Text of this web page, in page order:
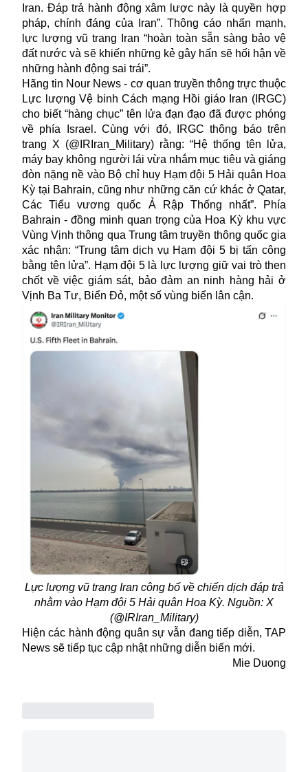
Iran. Đáp trả hành động xâm lược này là quyền hợp
pháp, chính đáng của Iran”. Thông cáo nhấn mạnh,
lực lượng vũ trang Iran “hoàn toàn sẵn sàng bảo vệ
đất nước và sẽ khiến những kẻ gây hấn sẽ hối hận về
những hành động sai trái”.
Hãng tin Nour News - cơ quan truyền thông trực thuộc
Lực lượng Vệ binh Cách mạng Hồi giáo Iran (IRGC)
cho biết “hàng chục” tên lửa đạn đạo đã được phóng
về phía Israel. Cùng với đó, IRGC thông báo trên
trang X (@IRIran_Military) rằng: “Hệ thống tên lửa,
máy bay không người lái vừa nhắm mục tiêu và giáng
đòn nặng nề vào Bộ chỉ huy Hạm đội 5 Hải quân Hoa
Kỳ tại Bahrain, cũng như những căn cứ khác ở Qatar,
Các Tiểu vương quốc Ả Rập Thống nhất”. Phía
Bahrain - đồng minh quan trọng của Hoa Kỳ khu vực
Vùng Vịnh thông qua Trung tâm truyền thông quốc gia
xác nhận: “Trung tâm dịch vụ Hạm đội 5 bị tấn công
bằng tên lửa”. Hạm đội 5 là lực lượng giữ vai trò then
chốt về việc giám sát, bảo đảm an ninh hàng hải ở
Vịnh Ba Tư, Biển Đỏ, một số vùng biển lân cận.
Lực lượng vũ trang Iran công bố về chiến dịch đáp trả
nhằm vào Hạm đội 5 Hải quân Hoa Kỳ. Nguồn: X
(@IRIran_Military)
Hiện các hành động quân sự vẫn đang tiếp diễn, TAP
News sẽ tiếp tục cập nhật những diễn biến mới.
Mie Duong